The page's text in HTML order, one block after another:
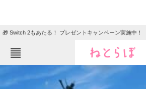
🎁 Switch 2もあたる！ プレゼントキャンペーン実施中！
ねとらぼメニュー